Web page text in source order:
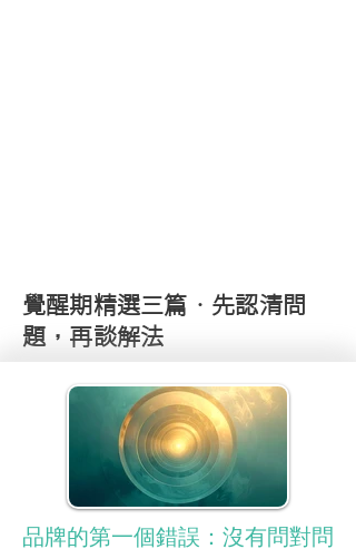
覺醒期精選三篇 · 先認清問
題，再談解法
品牌的第一個錯誤：沒有問對問